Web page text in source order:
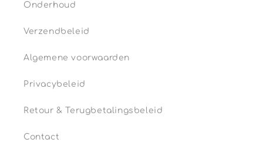
Onderhoud
Verzendbeleid
Algemene voorwaarden
Privacybeleid
Retour & Terugbetalingsbeleid
Contact